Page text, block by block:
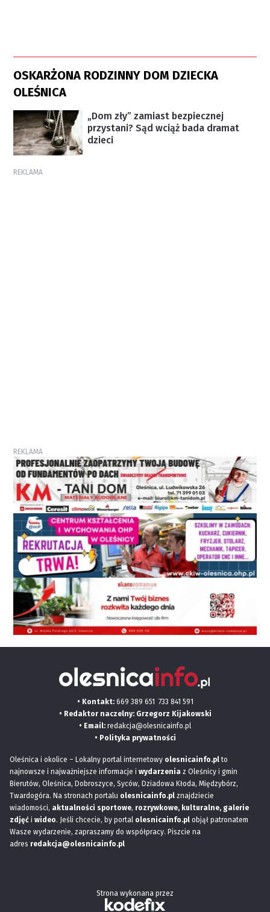
OSKARŻONA RODZINNY DOM DZIECKA
OLEŚNICA
„Dom zły” zamiast bezpiecznej
przystani? Sąd wciąż bada dramat
dzieci
REKLAMA
REKLAMA
• Kontakt: 669 389 651 733 841 591
• Redaktor naczelny: Grzegorz Kijakowski
• Email: redakcja@olesnicainfo.pl
• Polityka prywatności
Oleśnica i okolice – Lokalny portal internetowy olesnicainfo.plto
najnowsze i najważniejsze informacje i wydarzenia z Oleśnicy i gmin
Bierutów, Oleśnica, Dobroszyce, Syców, Dziadowa Kłoda, Międzybórz,
Twardogóra. Na stronach portalu olesnicainfo.pl znajdziecie
wiadomości, aktualności sportowe, rozrywkowe, kulturalne, galerie
zdjęć i wideo. Jeśli chcecie, by portal olesnicainfo.pl objął patronatem
Wasze wydarzenie, zapraszamy do współpracy. Piszcie na
adres redakcja@olesnicainfo.pl
Strona wykonana przez